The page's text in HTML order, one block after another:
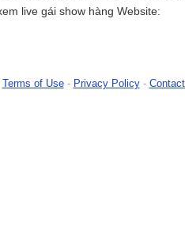
live gái show hàng Website:
Terms of Use- Privacy Policy-